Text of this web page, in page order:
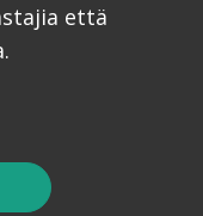
että